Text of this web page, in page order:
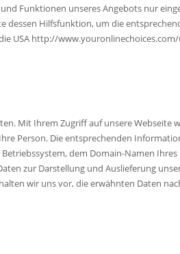
Funktionen unseres Angebots nur
dessen Hilfsfunktion, um die
USA http://
Mit Ihrem Zugriff auf unsere Webseite
Person. Die entsprechenden
dem Domain-Namen
zur Darstellung und Auslieferung
wir uns vor, die erwähnten Daten